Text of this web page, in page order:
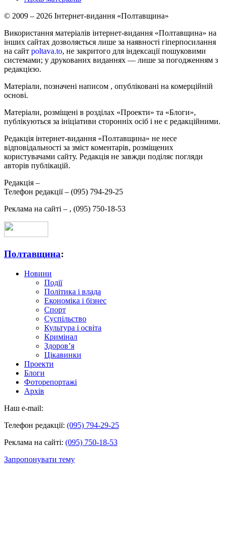
© 2009 – 2026 Інтернет-видання «Полтавщина»
Використання матеріалів інтернет-видання «Полтавщина» на
інших сайтах дозволяється лише за наявності гіперпосилання
на сайт poltava.to, не закритого для індексації пошуковими
системами; у друкованих виданнях — лише за погодженням з
редакцією.
Матеріали, позначені написом , опубліковані на комерційній
основі.
Матеріали, розміщені в розділах «Проекти» та «Блоги»,
публікуються за ініціативи сторонніх осіб і не є редакційними.
Редакція інтернет-видання «Полтавщина» не несе
відповідальності за зміст коментарів, розміщених
користувачами сайту. Редакція не завжди поділяє погляди
авторів публікацій.
Редакція –
Телефон редакції – (095) 794-29-25
Реклама на сайті – , (095) 750-18-53
Полтавщина:
Новини
Події
Політика і влада
Економіка і бізнес
Спорт
Суспільство
Культура і освіта
Кримінал
Здоров’я
Цікавинки
Проекти
Блоги
Фоторепортажі
Архів
Наш e-mail:
Телефон редакції: (095) 794-29-25
Реклама на сайті: (095) 750-18-53
Запропонувати тему